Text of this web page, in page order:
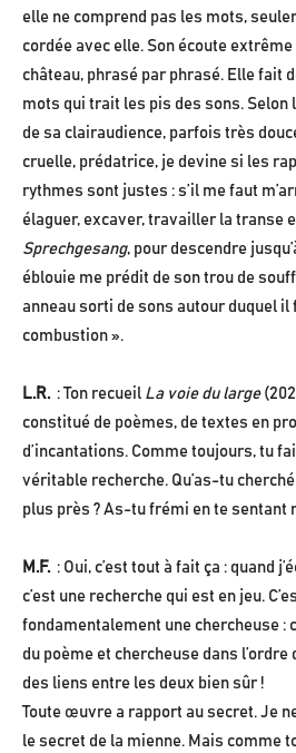
elle ne comprend pas les mots,
cordée avec elle. Son écoute
château, phrasé par phrasé. Elle fait
mots qui trait les pis des sons. Selon
de sa clairaudience, parfois très
cruelle, prédatrice, je devine si les
rythmes sont justes : s’il me faut
élaguer, excaver, travailler la transe
Sprechgesang, pour descendre
éblouie me prédit de son trou de
anneau sorti de sons autour duquel il
combustion ».
L.R. : Ton recueil La voie du large
constitué de poèmes, de textes en
d’incantations. Comme toujours, tu
véritable recherche. Qu’as-tu
plus près ? As-tu frémi en te sentant
M.F. : Oui, c’est tout à fait ça : quand
c’est une recherche qui est en jeu.
fondamentalement une chercheuse :
du poème et chercheuse dans l’ordre
des liens entre les deux bien sûr !
Toute œuvre a rapport au secret. Je
le secret de la mienne. Mais comme